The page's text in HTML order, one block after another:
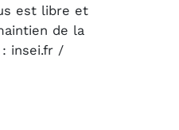
est libre et
de la
insei.fr /